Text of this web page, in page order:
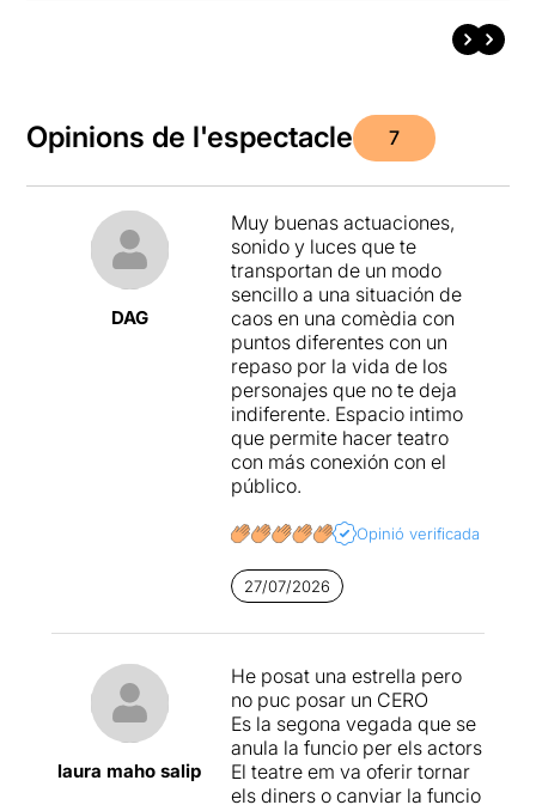
Opinions de l'espectacle 7
DAG
Muy buenas actuaciones,
sonido y luces que te
transportan de un modo
sencillo a una situación de
caos en una comèdia con
puntos diferentes con un
repaso por la vida de los
personajes que no te deja
indiferente. Espacio intimo
que permite hacer teatro
con más conexión con el
público.
Opinió verificada
27/07/2026
laura maho salip
He posat una estrella pero
no puc posar un CERO
Es la segona vegada que se
anula la funcio per els actors
El teatre em va oferir tornar
els diners o canviar la funcio